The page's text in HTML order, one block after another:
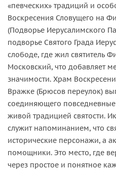
«певческих» традиций и
Воскресения Словущего на
(Подворье Иерусалимского
подворье Святого Града
слободе, где жил святитель
Московский, что добавляет
значимости. Храм
Вражке (Брюсов переулок)
соединяющего повседневные
живой традицией святости.
служит напоминанием, что
исторические персонажи, а
помощники. Это место, где
через простое и понятное